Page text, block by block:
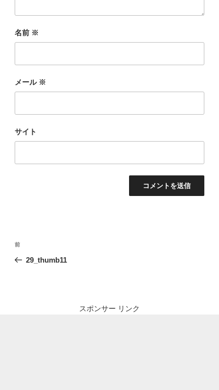
名前 ※
メール ※
サイト
投
ナ
前
の
前
29_thumb11
スポンサー リンク